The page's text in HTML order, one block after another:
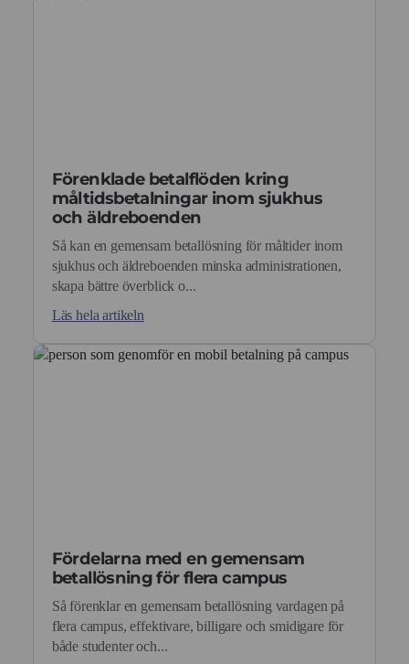
Förenklade betalflöden kring
måltidsbetalningar inom sjukhus
och äldreboenden
Så kan en gemensam betallösning för måltider inom
sjukhus och äldreboenden minska administrationen,
skapa bättre överblick o...
Läs hela artikeln
Fördelarna med en gemensam
betallösning för flera campus
Så förenklar en gemensam betallösning vardagen på
flera campus, effektivare, billigare och smidigare för
både studenter och...